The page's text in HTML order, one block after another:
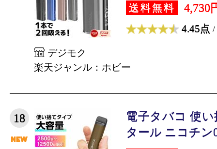
送料無料 4,730
4.45点 /
デジモク
楽天ジャンル：ホビー
18
電子タバコ 使い
タール ニコチン